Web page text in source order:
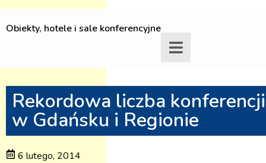
Obiekty, hotele i sale konferencyjne
Rekordowa liczba konferencji
w Gdańsku i Regionie
6 lutego, 2014